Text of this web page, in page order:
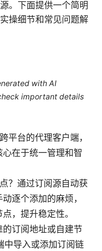
。下面提供一个简明
操细节和常见问题解
with AI
important details
平台的代理客户端，
在于统一管理和智
？通过订阅源自动获
逐个添加的麻烦，
，提升稳定性。
订阅地址或自建节
中导入或添加订阅链